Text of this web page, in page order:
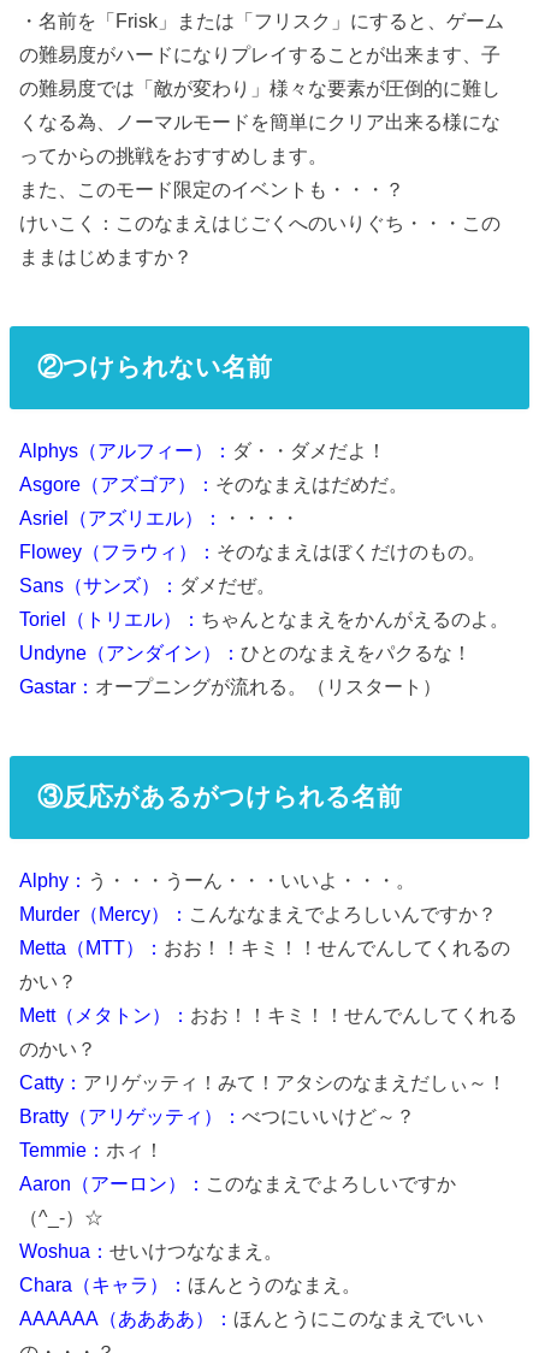
・名前を「Frisk」または「フリスク」にすると、ゲーム
の難易度がハードになりプレイすることが出来ます、子
の難易度では「敵が変わり」様々な要素が圧倒的に難し
くなる為、ノーマルモードを簡単にクリア出来る様にな
ってからの挑戦をおすすめします。
また、このモード限定のイベントも・・・？
けいこく：このなまえはじごくへのいりぐち・・・この
ままはじめますか？
②つけられない名前
Alphys（アルフィー）： ダ・・ダメだよ！
Asgore（アズゴア）： そのなまえはだめだ。
Asriel（アズリエル）：
・・・・
Flowey（フラウィ）： そのなまえはぼくだけのもの。
Sans（サンズ）： ダメだぜ。
Toriel（トリエル）： ちゃんとなまえをかんがえるのよ。
Undyne（アンダイン）： ひとのなまえをパクるな！
Gastar： オープニングが流れる。（リスタート）
③反応があるがつけられる名前
Alphy： う・・・うーん・・・いいよ・・・。
Murder（Mercy）： こんななまえでよろしいんですか？
Metta（MTT）： おお！！キミ！！せんでんしてくれるの
かい？
Mett（メタトン）： おお！！キミ！！せんでんしてくれる
のかい？
Catty： アリゲッティ！みて！アタシのなまえだしぃ～！
Bratty（アリゲッティ）：べつにいいけど～？
Temmie： ホィ！
Aaron（アーロン）： このなまえでよろしいですか
（^_-）☆
Woshua：せいけつななまえ。
Chara（キャラ）： ほんとうのなまえ。
AAAAAA（ああああ）： ほんとうにこのなまえでいい